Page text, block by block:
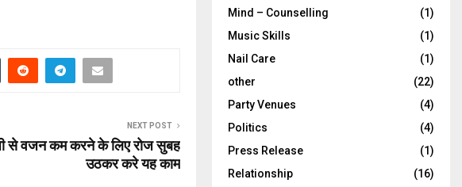
NEXT POST
से वजन कम करने के लिए रोज सुबह
उठकर करे यह काम
Mind – Counselling
(1)
Music Skills
(1)
Nail Care
(1)
other
(22)
Party Venues
(4)
Politics
(4)
Press Release
(1)
Relationship
(16)